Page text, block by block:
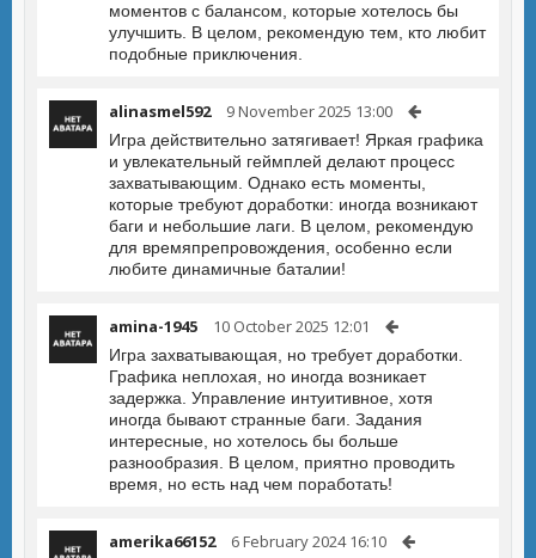
моментов с балансом, которые хотелось бы
улучшить. В целом, рекомендую тем, кто любит
подобные приключения.
alinasmel592 9 November 2025 13:00
Игра действительно затягивает! Яркая графика
и увлекательный геймплей делают процесс
захватывающим. Однако есть моменты,
которые требуют доработки: иногда возникают
баги и небольшие лаги. В целом, рекомендую
для времяпрепровождения, особенно если
любите динамичные баталии!
amina-1945 10 October 2025 12:01
Игра захватывающая, но требует доработки.
Графика неплохая, но иногда возникает
задержка. Управление интуитивное, хотя
иногда бывают странные баги. Задания
интересные, но хотелось бы больше
разнообразия. В целом, приятно проводить
время, но есть над чем поработать!
amerika66152 6 February 2024 16:10